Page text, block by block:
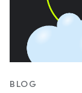
BLOG